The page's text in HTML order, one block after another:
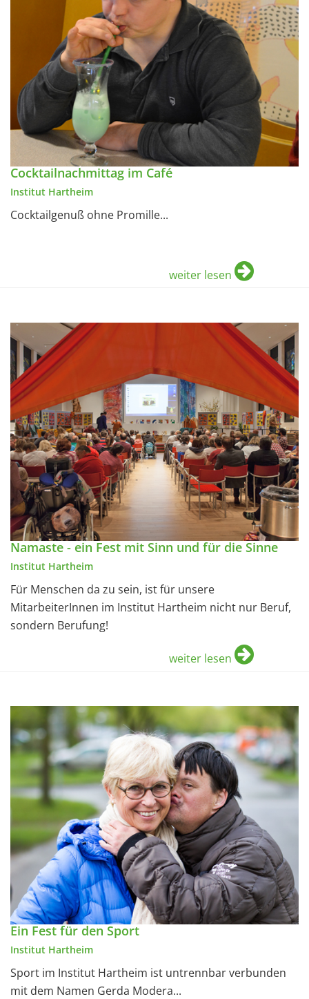
Cocktailnachmittag im Café
Institut Hartheim
Cocktailgenuß ohne Promille...
weiter lesen
Namaste - ein Fest mit Sinn und für die Sinne
Institut Hartheim
Für Menschen da zu sein, ist für unsere
MitarbeiterInnen im Institut Hartheim nicht nur Beruf,
sondern Berufung!
weiter lesen
Ein Fest für den Sport
Institut Hartheim
Sport im Institut Hartheim ist untrennbar verbunden
mit dem Namen Gerda Modera...